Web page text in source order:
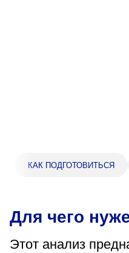
+7 (4742) 55-55-43
Санаторий-
КАК ПОДГОТОВИТЬСЯ
Для чего
Этот анализ